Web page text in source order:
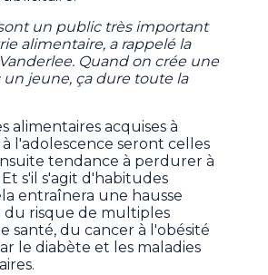
un public très important
alimentaire, a rappelé la
Quand on crée une
un jeune, ça dure toute la
alimentaires acquises à
l'adolescence seront celles
tendance à perdurer à
s'il s'agit d'habitudes
entraînera une hausse
du risque de multiples
santé, du cancer à l'obésité
le diabète et les maladies